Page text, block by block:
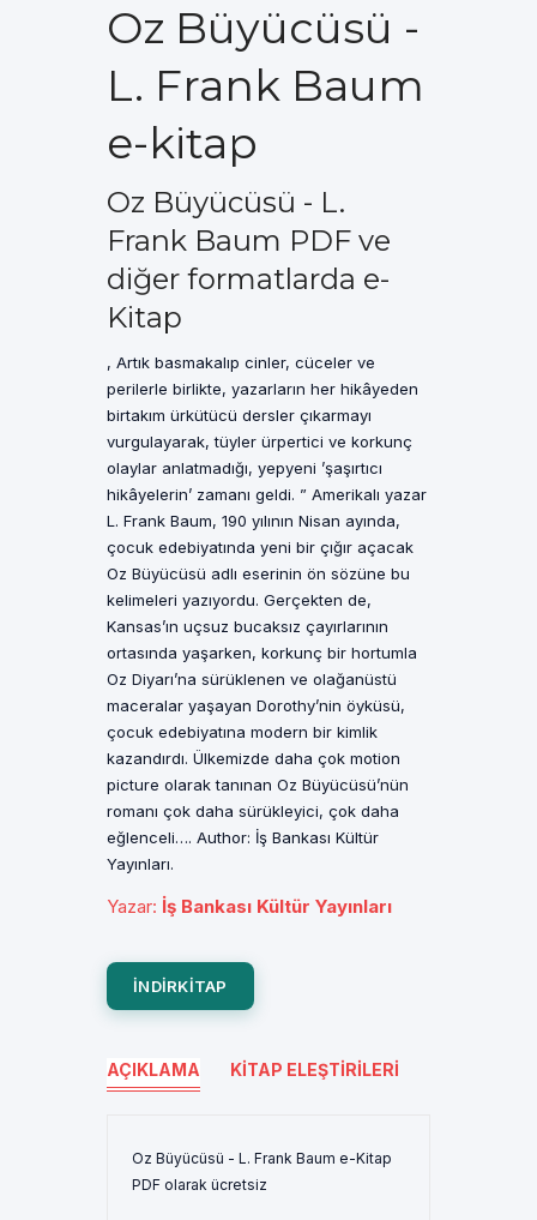
Oz Büyücüsü -
L. Frank Baum
e-kitap
Oz Büyücüsü - L.
Frank Baum PDF ve
diğer formatlarda e-
Kitap
, Artık basmakalıp cinler, cüceler ve
perilerle birlikte, yazarların her hikâyeden
birtakım ürkütücü dersler çıkarmayı
vurgulayarak, tüyler ürpertici ve korkunç
olaylar anlatmadığı, yepyeni ’şaşırtıcı
hikâyelerin’ zamanı geldi. ” Amerikalı yazar
L. Frank Baum, 190 yılının Nisan ayında,
çocuk edebiyatında yeni bir çığır açacak
Oz Büyücüsü adlı eserinin ön sözüne bu
kelimeleri yazıyordu. Gerçekten de,
Kansas’ın uçsuz bucaksız çayırlarının
ortasında yaşarken, korkunç bir hortumla
Oz Diyarı’na sürüklenen ve olağanüstü
maceralar yaşayan Dorothy’nin öyküsü,
çocuk edebiyatına modern bir kimlik
kazandırdı. Ülkemizde daha çok motion
picture olarak tanınan Oz Büyücüsü’nün
romanı çok daha sürükleyici, çok daha
eğlenceli…. Author: İş Bankası Kültür
Yayınları.
Yazar: İş Bankası Kültür Yayınları
INDIRKITAP
AÇIKLAMA KITAP ELEŞTIRILERI
Oz Büyücüsü - L. Frank Baum e-Kitap
PDF olarak ücretsiz